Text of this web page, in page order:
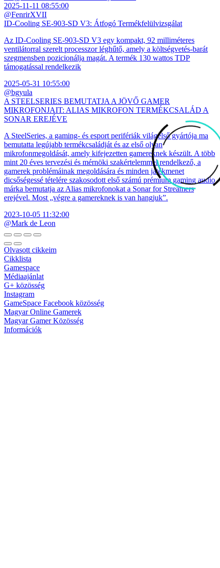
2025-11-11 08:55:00
@FenrirXVII
ID-Cooling SE-903-SD V3: Átfogó Termékfelülvizsgálat
Az ID-Cooling SE-903-SD V3 egy kompakt, 92 milliméteres
ventilátorral szerelt processzor léghűtő, amely a költségvetés-barát
szegmensben pozicionálja magát. A termék 130 wattos TDP
támogatással rendelkezik
2025-05-31 10:55:00
@bgyula
A STEELSERIES BEMUTATJA A JÖVŐ GAMER
MIKROFONJAIT: ALIAS MIKROFON TERMÉKCSALÁD A
SONAR EREJÉVE
A SteelSeries, a gaming- és esport perifériák világelső gyártója ma
bemutatta legújabb termékcsaládját és az első olyan
mikrofonmegoldását, amely kifejezetten gamereknek készült. A több
mint 20 éves tervezési és mérnöki szakértelemmel rendelkező, a
gamerek problémáinak megoldására és minden játékmenet
dicsőségessé tételére szakosodott első számú prémium gaming audio
márka bemutatja az Alias mikrofonokat a Sonar for Streamers
erejével. Most „végre a gamereknek is van hangjuk”.
2023-10-05 11:32:00
@Mark de Leon
Olvasott cikkeim
Cikklista
Gamespace
Médiaajánlat
G+ közösség
Instagram
GameSpace Facebook közösség
Magyar Online Gamerek
Magyar Gamer Közösség
Információk